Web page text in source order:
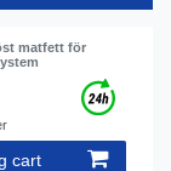
matfett för
cart